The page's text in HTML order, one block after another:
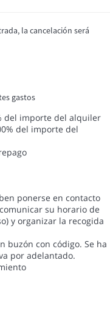
la cancelación será
gastos
del importe del alquiler
del importe del
ponerse en contacto
su horario de
y organizar la recogida
buzón con código. Se ha
por adelantado.